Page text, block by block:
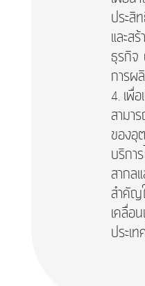
ประสิ
และส
ธุรกิจ
การผ
เพื่
สามา
ของอุ
บริกา
สากล
สำคัญ
เคลื่อ
ประเ